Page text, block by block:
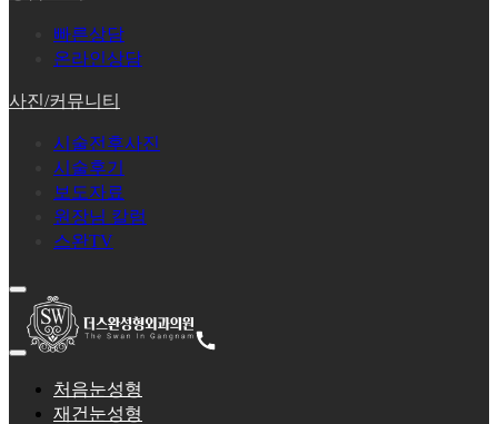
빠른상담
온라인상담
사진/커뮤니티
시술전후사진
시술후기
보도자료
원장님 칼럼
스완TV
처음눈성형
재건눈성형